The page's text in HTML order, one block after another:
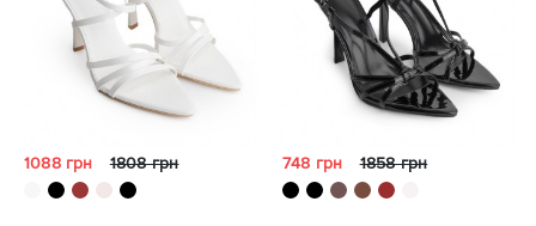
1088 грн 1808 грн 748 грн 1858 грн